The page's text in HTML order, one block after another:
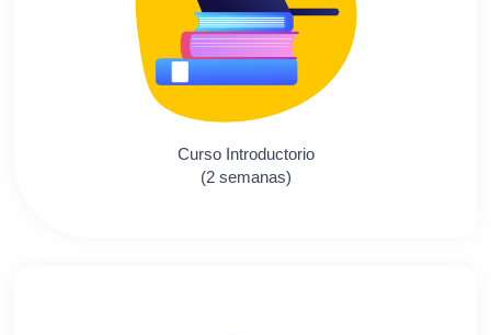
Curso Introductorio
(2 semanas)